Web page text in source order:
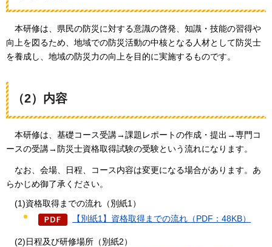
本研修は、 県民の防災に対する意識の啓発、知識・技能の習得や
向上を図るため、地域での防災活動の中核となる人材として防災士
を養成し、地域の防災力の向上を目的に実施するものです。
（2）内容
本研修は、 基礎コース受講→課題レポートの作成・提出→専門コ
ースの受講→防災士資格取得試験の受験という流れになります。
なお、会場、日程、コース内容は変更になる場合があります。あ
らかじめ御了承ください。
(1)資格取得までの流れ（別紙1）
【別紙1】資格取得までの流れ（PDF：48KB）
(2)日程及び研修場所（別紙2）